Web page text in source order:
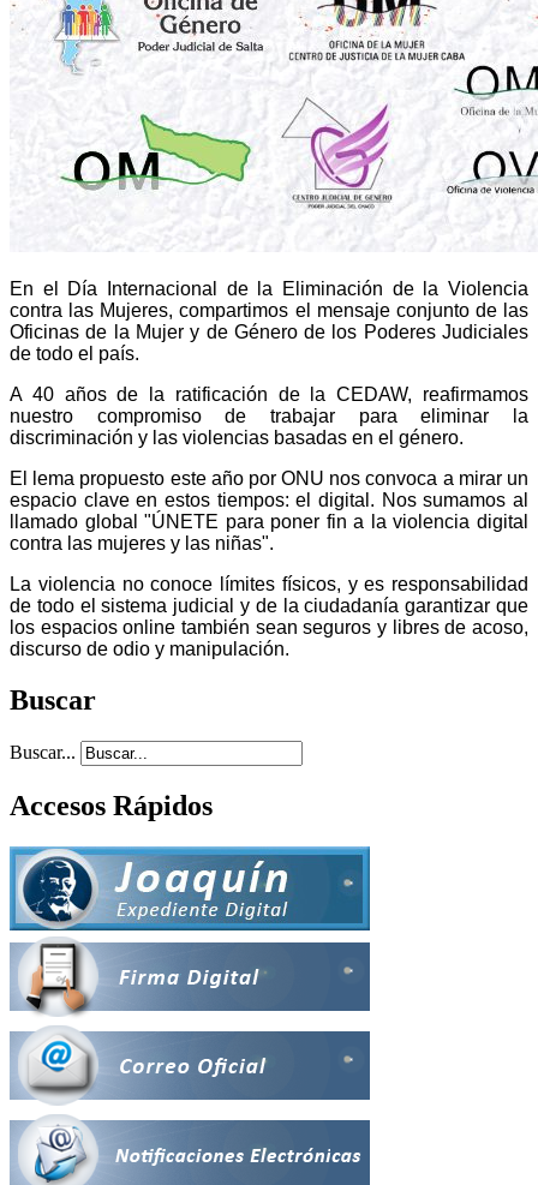
En el Día Internacional de la Eliminación de la Violencia
contra las Mujeres, compartimos el mensaje conjunto de las
Oficinas de la Mujer y de Género de los Poderes Judiciales
de todo el país.
A 40 años de la ratificación de la CEDAW, reafirmamos
nuestro compromiso de trabajar para eliminar la
discriminación y las violencias basadas en el género.
El lema propuesto este año por ONU nos convoca a mirar un
espacio clave en estos tiempos: el digital. Nos sumamos al
llamado global "ÚNETE para poner fin a la violencia digital
contra las mujeres y las niñas".
La violencia no conoce límites físicos, y es responsabilidad
de todo el sistema judicial y de la ciudadanía garantizar que
los espacios online también sean seguros y libres de acoso,
discurso de odio y manipulación.
Buscar
Buscar...
Accesos Rápidos